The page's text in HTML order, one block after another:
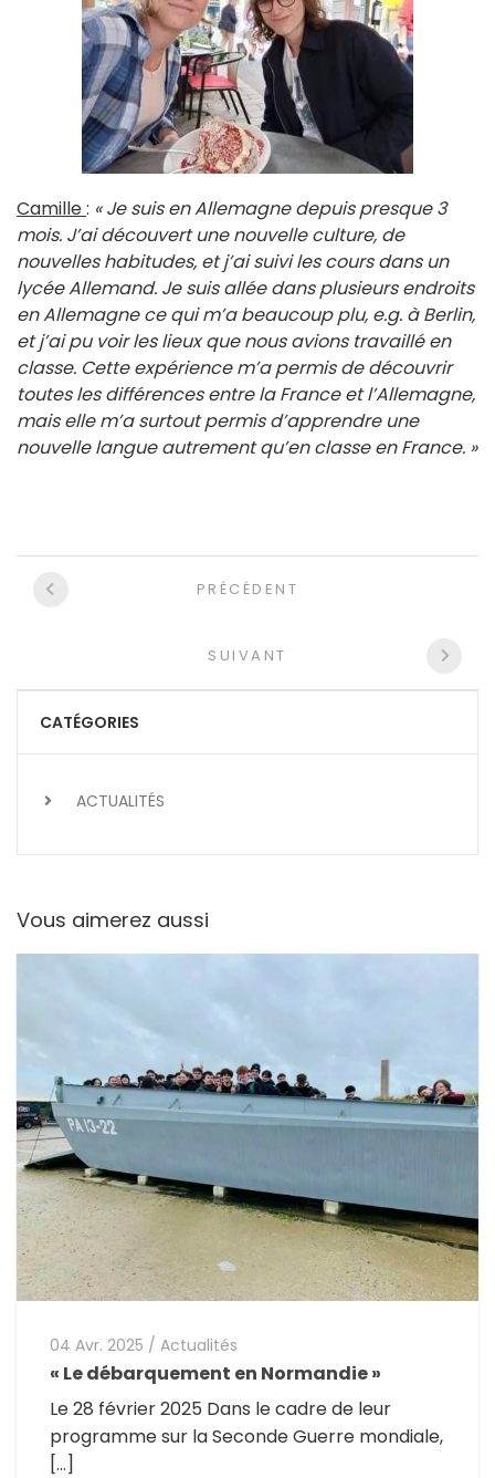
Camille: « Je suis en Allemagne depuis presque 3
mois. J’ai découvert une nouvelle culture, de
nouvelles habitudes, et j’ai suivi les cours dans un
lycée Allemand. Je suis allée dans plusieurs endroits
en Allemagne ce qui m’a beaucoup plu, e.g. à Berlin,
et j’ai pu voir les lieux que nous avions travaillé en
classe. Cette expérience m’a permis de découvrir
toutes les différences entre la France et l’Allemagne,
mais elle m’a surtout permis d’apprendre une
nouvelle langue autrement qu’en classe en France. »
Navigation
articles
PRÉCÉDENT
SUIVANT
CATÉGORIES
ACTUALITÉS
Vous aimerez aussi
04 Avr. 2025 / Actualités
« Le débarquement en Normandie »
Le 28 février 2025 Dans le cadre de leur
programme sur la Seconde Guerre mondiale,
[…]